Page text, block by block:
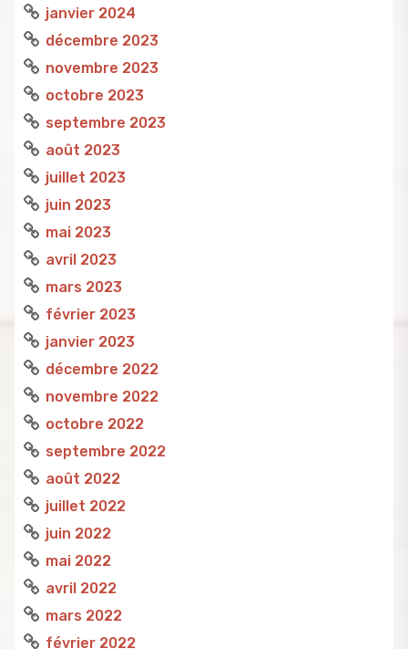
janvier 2024
décembre 2023
novembre 2023
octobre 2023
septembre 2023
août 2023
juillet 2023
juin 2023
mai 2023
avril 2023
mars 2023
février 2023
janvier 2023
décembre 2022
novembre 2022
octobre 2022
septembre 2022
août 2022
juillet 2022
juin 2022
mai 2022
avril 2022
mars 2022
février 2022